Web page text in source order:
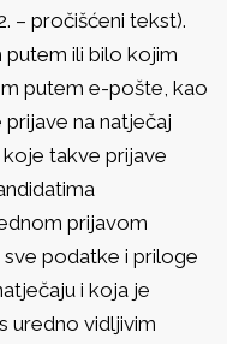
– pročišćeni tekst).
ili bilo kojim
putem e-pošte, kao
na natječaj
takve prijave
prijavom
sve podatke i priloge
i koja je
uredno vidljivim